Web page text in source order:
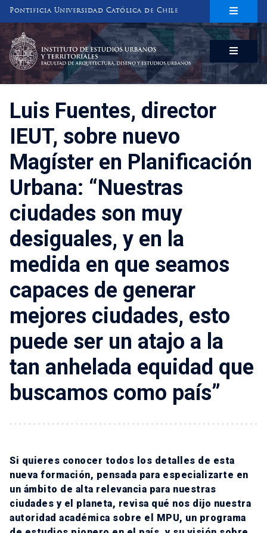
Pontificia Universidad Católica de Chile
INSTITUTO DE ESTUDIOS URBANOS
Y TERRITORIALES
FACULTAD DE ARQUITECTURA, DISEÑO Y ESTUDIOS URBANOS
Luis Fuentes, director
IEUT, sobre nuevo
Magíster en Planificación
Urbana: “Nuestras
ciudades son muy
desiguales, y en la
medida en que seamos
capaces de generar
mejores ciudades, esto
puede ser un atajo a la
tan anhelada equidad que
buscamos como país”
Si quieres conocer todos los detalles de esta
nueva formación, pensada para especializarte en
un ámbito de alta relevancia para nuestras
ciudades y el planeta, revisa qué nos dijo nuestra
autoridad académica sobre el MPU, un programa